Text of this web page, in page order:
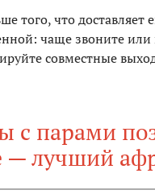
того, что доставляет
чаще звоните
совместные
с парами
— лучший